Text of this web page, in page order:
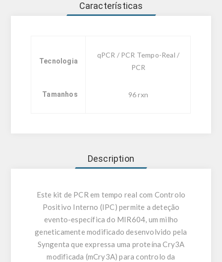
Características
Tecnologia
qPCR / PCR Tempo-Real /
PCR
Tamanhos 96 rxn
Description
Este kit de PCR em tempo real com Controlo
Positivo Interno (IPC) permite a deteção
evento-específica do MIR604, um milho
geneticamente modificado desenvolvido pela
Syngenta que expressa uma proteína Cry3A
modificada (mCry3A) para controlo da